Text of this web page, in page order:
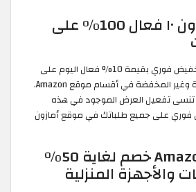
كود خصم امازون ١٠ فعال 100% على
يوفر كود خصم امازون تخفيض فوري بقيمة 10% فعال اليوم على
جميع المنتجات المخفضة وغير المخفضة في أقسام موقع Amazon.
تنسى تفعيل العرض الموجود في هذه
على جميع طلباتك في موقع أمازون
أقوى Amazon Code خصم لغاية 50%
والأجهزة المنزلية